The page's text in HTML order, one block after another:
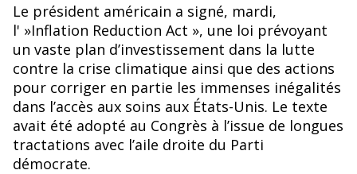
Le président américain a signé, mardi,
l' »Inflation Reduction Act », une loi prévoyant
un vaste plan d’investissement dans la lutte
contre la crise climatique ainsi que des actions
pour corriger en partie les immenses inégalités
dans l’accès aux soins aux États-Unis. Le texte
avait été adopté au Congrès à l’issue de longues
tractations avec l’aile droite du Parti
démocrate.